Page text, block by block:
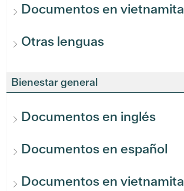
Documentos en vietnamita
Otras lenguas
Bienestar general
Documentos en inglés
Documentos en español
Documentos en vietnamita